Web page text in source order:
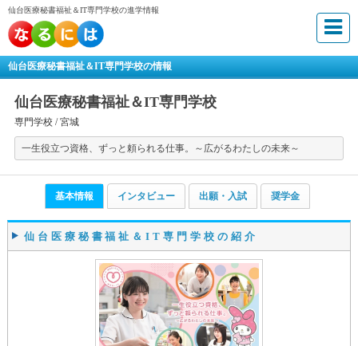
仙台医療秘書福祉＆IT専門学校の進学情報
仙台医療秘書福祉＆IT専門学校の情報
仙台医療秘書福祉＆IT専門学校
専門学校 /宮城
一生役立つ資格、ずっと頼られる仕事。～広がるわたしの未来～
基本情報 インタビュー 出願・入試 奨学金
仙台医療秘書福祉＆IT専門学校の紹介